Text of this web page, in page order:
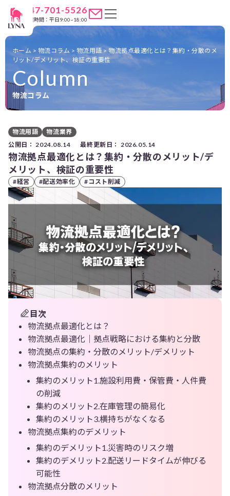
047-701-5526
営業時間：平日9:00~18:00
Column
物流コラム
ホーム > 物流コラム > 物流用語>物流拠点最適化とは？集約・分散のメ
リット/デメリット、検証の重要性
物流用語
物流業界
公開日： 2024.08.14 最終更新日： 2026.05.14
物流拠点最適化とは？集約・分散のメリット/デ
メリット、検証の重要性
#経営 #配送効率化 #コスト削減
目次
物流拠点最適化とは？
物流拠点最適化｜拠点戦略における集約と分散
物流拠点の集約・分散のメリット/デメリット
物流拠点集約のメリット
集約のメリット1.施設利用費・保管費・人件費
の削減
集約のメリット2.在庫管理の簡易化
集約のメリット3.横持ちがなくなる
物流拠点集約のデメリット
集約のデメリット1.災害時のリスク増
集約のデメリット2.配送リードタイムが伸びる
可能性
物流拠点分散のメリット